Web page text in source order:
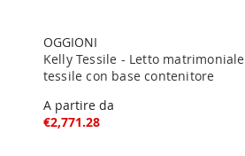
OGGIONI
Kelly Tessile - Letto matrimoniale
tessile con base contenitore
A partire da
€2,771.28